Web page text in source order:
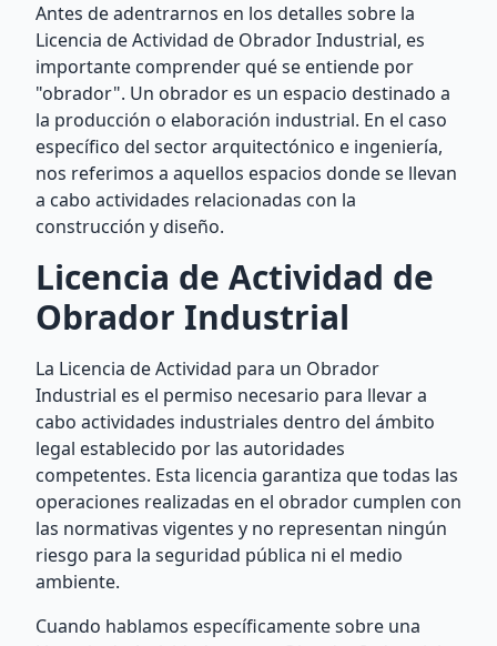
Antes de adentrarnos en los detalles sobre la
Licencia de Actividad de Obrador Industrial, es
importante comprender qué se entiende por
"obrador". Un obrador es un espacio destinado a
la producción o elaboración industrial. En el caso
específico del sector arquitectónico e ingeniería,
nos referimos a aquellos espacios donde se llevan
a cabo actividades relacionadas con la
construcción y diseño.
Licencia de Actividad de
Obrador Industrial
La Licencia de Actividad para un Obrador
Industrial es el permiso necesario para llevar a
cabo actividades industriales dentro del ámbito
legal establecido por las autoridades
competentes. Esta licencia garantiza que todas las
operaciones realizadas en el obrador cumplen con
las normativas vigentes y no representan ningún
riesgo para la seguridad pública ni el medio
ambiente.
Cuando hablamos específicamente sobre una